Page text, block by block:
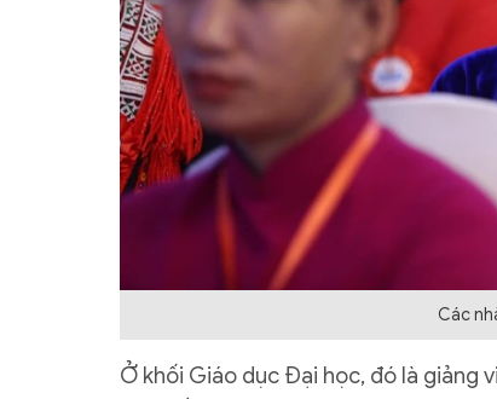
Các
Ở khối Giáo dục Đại học, đó là giảng